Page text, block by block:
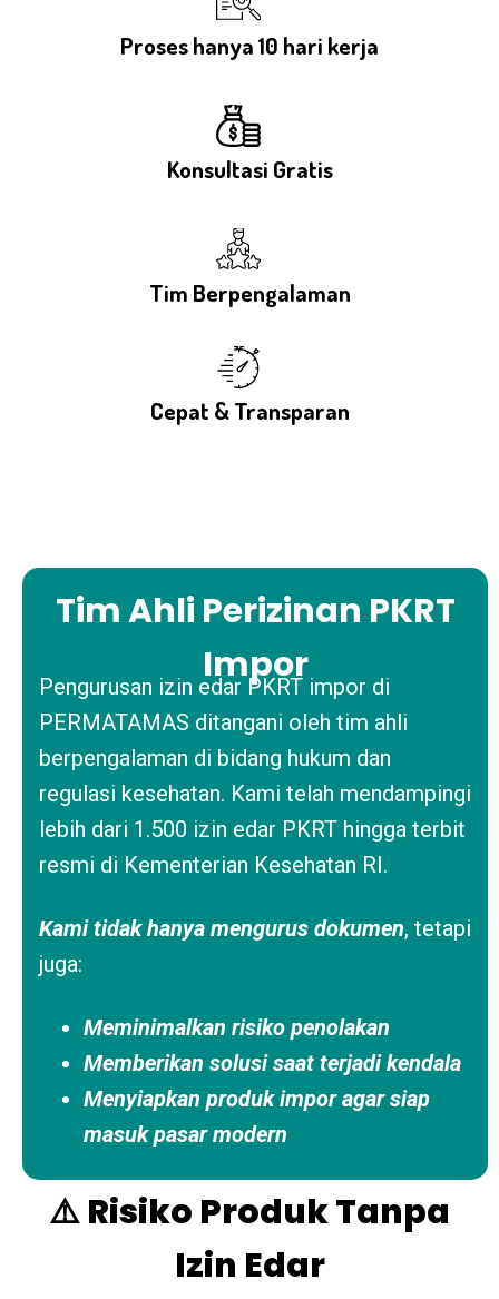
Proses hanya 10 hari kerja
Konsultasi Gratis
Tim Berpengalaman
Cepat & Transparan
Tim Ahli Perizinan PKRT
Impor
Pengurusan izin edar PKRT impor di
PERMATAMAS ditangani oleh tim ahli
berpengalaman di bidang hukum dan
regulasi kesehatan. Kami telah mendampingi
lebih dari 1.500 izin edar PKRT hingga terbit
resmi di Kementerian Kesehatan RI.
Kami tidak hanya mengurus dokumen, tetapi
juga:
Meminimalkan risiko penolakan
Memberikan solusi saat terjadi kendala
Menyiapkan produk impor agar siap
masuk pasar modern
⚠️ Risiko Produk Tanpa
Izin Edar